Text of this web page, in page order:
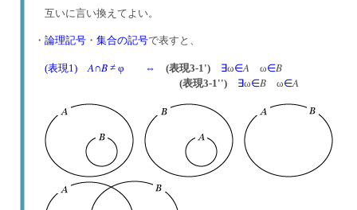
互いに言い換えてよい。
・ 論理記号 ・ 集合の記号で表すと、
(表現1)A∩B ≠ φ ⇔ (表現3-1') ∃ω∈A ω∈B
(表現3-1'') ∃ω∈B ω∈A